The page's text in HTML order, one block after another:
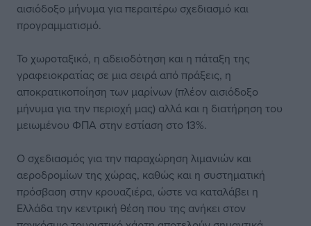
αισιόδοξο μήνυμα για περαιτέρω σχεδιασμό και
προγραμματισμό.
Το χωροταξικό, η αδειοδότηση και η πάταξη της
γραφειοκρατίας σε μια σειρά από πράξεις, η
αποκρατικοποίηση των μαρίνων (πλέον αισιόδοξο
μήνυμα για την περιοχή μας) αλλά και η διατήρηση του
μειωμένου ΦΠΑ στην εστίαση στο 13%.
Ο σχεδιασμός για την παραχώρηση λιμανιών και
αεροδρομίων της χώρας, καθώς και η συστηματική
πρόσβαση στην κρουαζιέρα, ώστε να καταλάβει η
Ελλάδα την κεντρική θέση που της ανήκει στον